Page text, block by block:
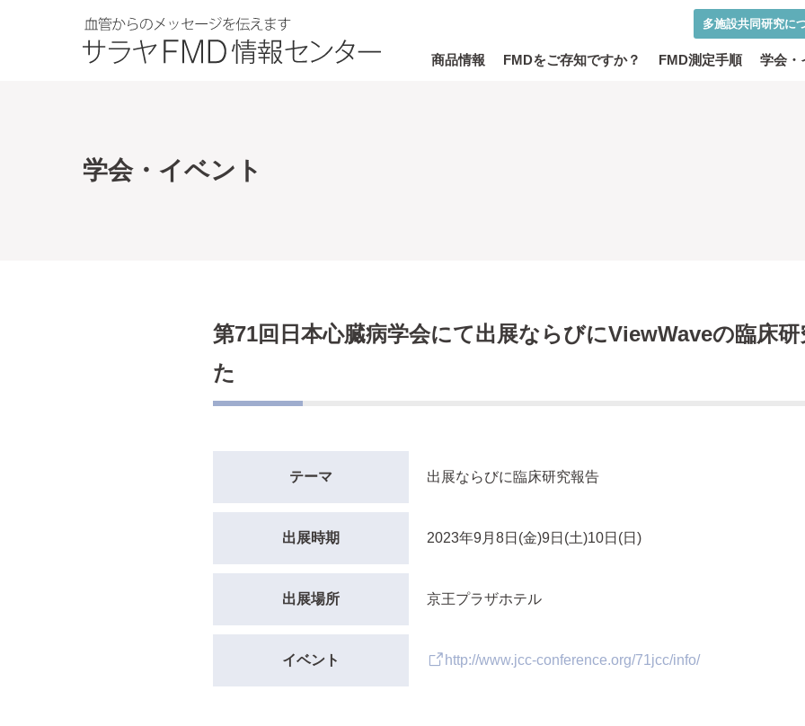
商品情報 FMDをご存知ですか？ FMD測定手順 学会・
多施設共同研究に
学会・イベント
第71回日本心臓病学会にて出展ならびにViewWaveの臨床
た
テーマ 出展ならびに臨床研究報告
出展時期 2023年9月8日(金)9日(土)10日(日)
出展場所 京王プラザホテル
イベント http://www.jcc-conference.org/71jcc/info/